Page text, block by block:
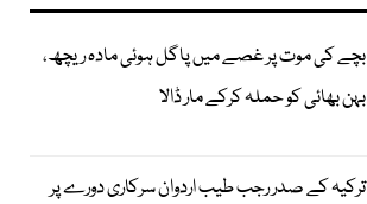
بچے کی موت پر غصے میں پاگل ہوئی مادہ ریچھ،
بہن بھائی کو حملہ کرکے مار ڈالا
ترکیہ کے صدر رجب طیب اردوان سرکاری دورے پر